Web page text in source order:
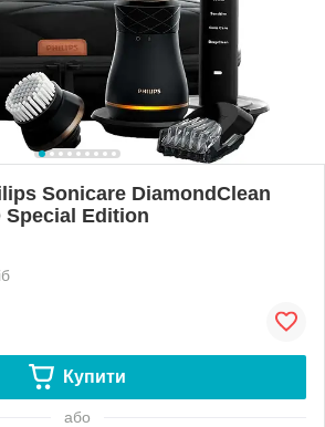
Sonicare DiamondClean
Special Edition
Купити
або